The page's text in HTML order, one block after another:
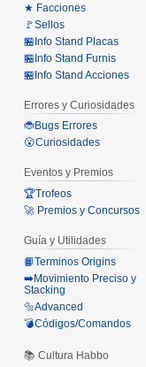
★ Facciones
🚩Sellos
🏪Info Stand Placas
🏪Info Stand Furnis
🏪Info Stand Acciones
Errores y Curiosidades
🐞Bugs Errores
😮Curiosidades
Eventos y Premios
🏆Trofeos
🚀 Premios y Concursos
Guía y Utilidades
📙Terminos Origins
➡️Movimiento Preciso y
Stacking
🔩Advanced
💣Códigos/Comandos
📚 Cultura Habbo